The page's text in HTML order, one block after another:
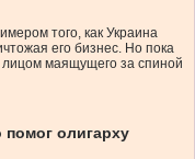
того, как Украина
его бизнес. Но пока
маящущего за спиной
помог олигарху